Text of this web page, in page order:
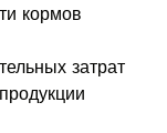
кормов
затрат